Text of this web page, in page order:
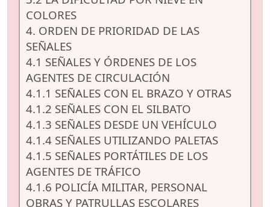
COLORES
4. ORDEN DE PRIORIDAD DE LAS
SEÑALES
4.1 SEÑALES Y ÓRDENES DE LOS
AGENTES DE CIRCULACIÓN
4.1.1 SEÑALES CON EL BRAZO Y OTRAS
4.1.2 SEÑALES CON EL SILBATO
4.1.3 SEÑALES DESDE UN VEHÍCULO
4.1.4 SEÑALES UTILIZANDO PALETAS
4.1.5 SEÑALES PORTÁTILES DE LOS
AGENTES DE TRÁFICO
4.1.6 POLICÍA MILITAR, PERSONAL
OBRAS Y PATRULLAS ESCOLARES